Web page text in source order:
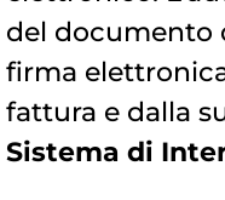
del documento
firma
fattura e dalla
Sistema di